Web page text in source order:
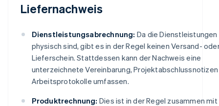
Liefernachweis
Dienstleistungsabrechnung: Da die
physisch sind, gibt es in der Regel keinen Versand-
Lieferschein. Stattdessen kann der Nachweis eine
unterzeichnete Vereinbarung,
Arbeitsprotokolle umfassen.
Produktrechnung: Dies ist in der Regel zusammen mit